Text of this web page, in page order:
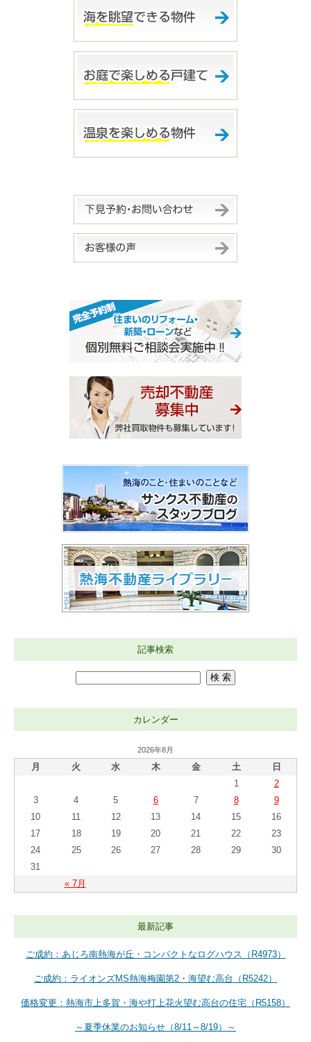
記事検索
カレンダー
2026年8月
月 火 水 木 金 土 日
« 7月
1
2
3
4 5 6 7 8
9
10
11 12 13 14 15
16
17
18 19 20 21 22
23
24
25 26 27 28 29
30
31
最新記事
ご成約：あじろ南熱海が丘・コンパクトなログハウス（R4973）
ご成約：ライオンズMS熱海梅園第2・海望む高台（R5242）
価格変更：熱海市上多賀・海や打上花火望む高台の住宅（R5158）
～夏季休業のお知らせ（8/11～8/19）～